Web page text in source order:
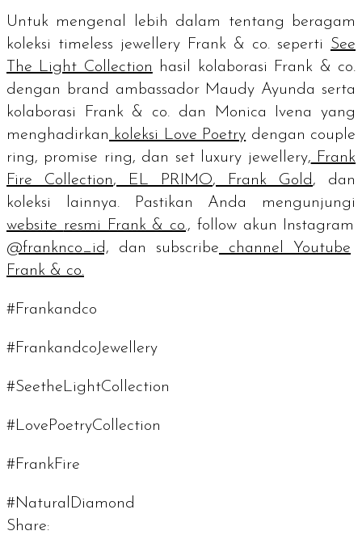
Untuk mengenal lebih dalam tentang beragam
koleksi timeless jewellery Frank & co. seperti See
The Light Collection hasil kolaborasi Frank & co.
dengan brand ambassadorMaudy Ayunda serta
kolaborasi Frank & co. dan Monica Ivena yang
menghadirkan koleksi Love Poetry dengan couple
ring, promise ring, dan set luxury jewellery, Frank
Fire Collection, EL PRIMO, Frank Gold, dan
koleksi lainnya. Pastikan Anda mengunjungi
website resmi Frank & co., follow akun Instagram
@franknco_id, dan subscribe channel Youtube
Frank & co.
#Frankandco
#FrankandcoJewellery
#SeetheLightCollection
#LovePoetryCollection
#FrankFire
#NaturalDiamond
Share: